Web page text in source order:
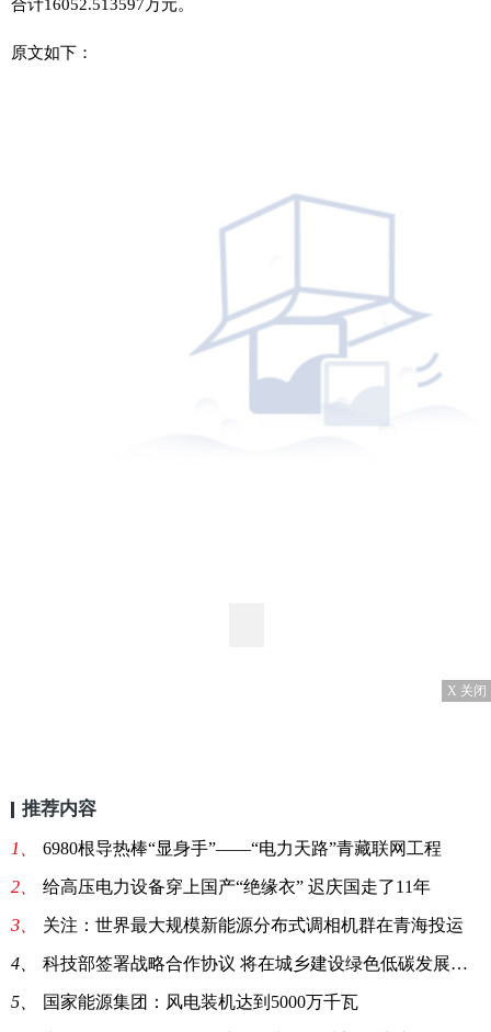
合计16052.513597万元。
原文如下：
X 关闭
推荐内容
1、 6980根导热棒“显身手”——“电力天路”青藏联网工程
2、 给高压电力设备穿上国产“绝缘衣” 迟庆国走了11年
3、 关注：世界最大规模新能源分布式调相机群在青海投运
4、 科技部签署战略合作协议 将在城乡建设绿色低碳发展等重点领域
5、 国家能源集团：风电装机达到5000万千瓦